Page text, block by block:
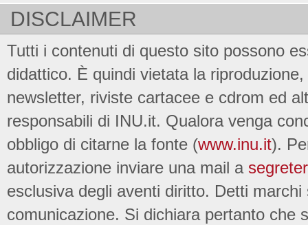
DISCLAIMER
Tutti i contenuti di questo sito possono
didattico. È quindi vietata la
newsletter, riviste cartacee e cdrom ed
responsabili di INU.it. Qualora venga
obbligo di citarne la fonte (www.inu.it).
autorizzazione inviare una mail a
esclusiva degli aventi diritto. Detti
comunicazione. Si dichiara pertanto che